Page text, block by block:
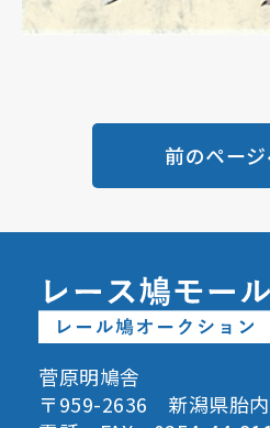
前のペー
菅原明鳩舎
〒959-2636 新潟県胎